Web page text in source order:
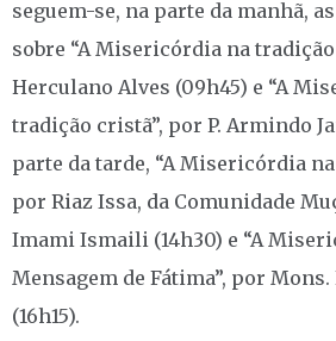
seguem-se, na parte da manhã,
sobre “A Misericórdia na
Herculano Alves (09h45) e “A
tradição cristã”, por P. Armindo
parte da tarde, “A Misericórdia
por Riaz Issa, da Comunidade
Imami Ismaili (14h30) e “A
Mensagem de Fátima”, por
(16h15).